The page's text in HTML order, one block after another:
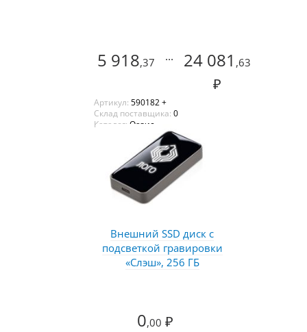
5 918,37 ... 24 081 ,63
₽
Артикул: 590182 +
Склад поставщика: 0
Каталог: Оазис
Внешний SSD диск с
подсветкой гравировки
«Слэш», 256 ГБ
0,00 ₽